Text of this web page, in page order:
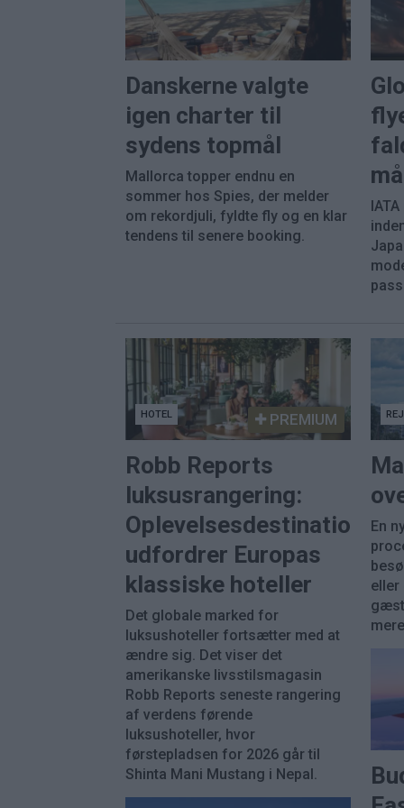
Danskerne valgte
igen charter til
sydens topmål
Mallorca topper endnu en
sommer hos Spies, der melder
om rekordjuli, fyldte fly og en klar
tendens til senere booking.
HOTEL PREMIUM
Robb Reports
luksusrangering:
Oplevelsesdestinationer
udfordrer Europas
klassiske hoteller
Det globale marked for
luksushoteller fortsætter med at
ændre sig. Det viser det
amerikanske livsstilsmagasin
Robb Reports seneste rangering
af verdens førende
luksushoteller, hvor
førstepladsen for 2026 går til
Shinta Mani Mustang i Nepal.
En
eller